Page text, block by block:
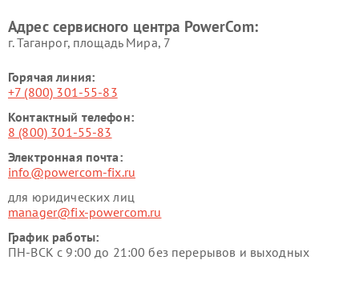
Адрес сервисного центра PowerCom:
г. Таганрог, площадь Мира, 7
Горячая линия:
+7 (800) 301-55-83
Контактный телефон:
8 (800) 301-55-83
Электронная почта:
info@powercom-fix.ru
для юридических лиц
manager@fix-powercom.ru
График работы:
ПН-ВСК с 9:00 до 21:00 без перерывов и выходных